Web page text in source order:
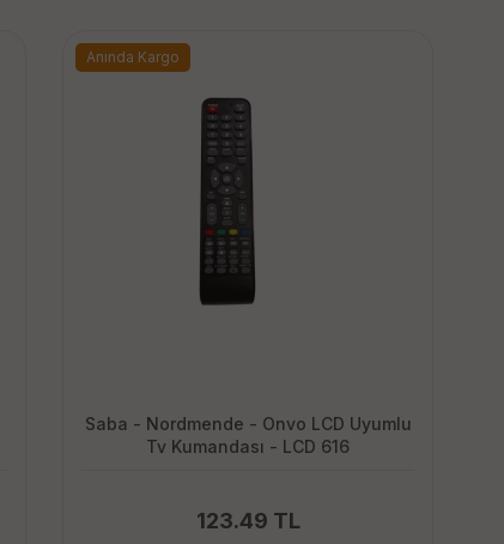
Saba - Nordmende - Onvo LCD Uyumlu
Tv Kumandası - LCD 616
123.49 TL
Anında Kargo